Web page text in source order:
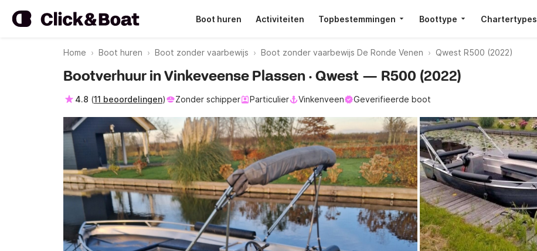
Boot huren Activiteiten Topbestemmingen Boottype Chartertypes
Home Boot huren Boot zonder vaarbewijs Boot zonder vaarbewijs De Ronde Venen Qwest R500 (2022)
Bootverhuur in Vinkeveense Plassen · Qwest — R500 (2022)
4.8 (11 beoordelingen) Zonder schipper Particulier Vinkenveen Geverifieerde boot